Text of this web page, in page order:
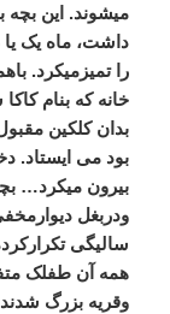
میشوند. این
داشت، ماه یک
را تمیزمیکرد.
خانه که بنام
بدان کلکین
بود می ایستاد.
بیرون میکرد…
ودربغل
سالیگی
همه آن طفلک
وقریه بزرگ